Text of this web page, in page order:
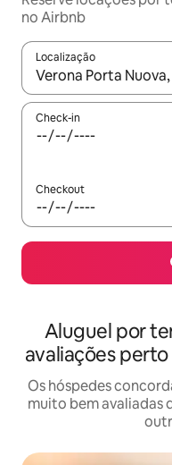
no Airbnb
Localização
Quando os resultados
Check-in
Checkout
Aluguel por
avaliações
Os hóspedes
muito bem avaliadas